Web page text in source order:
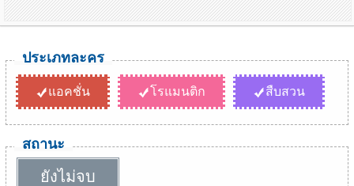
ประเภทละคร
แอคชั่น โรแมนติก สืบสวน
สถานะ
ยังไม่จบ